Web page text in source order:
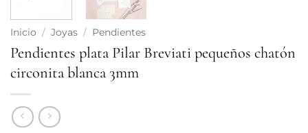
Inicio / Joyas / Pendientes
Pendientes plata Pilar Breviati pequeños chatón
circonita blanca 3mm